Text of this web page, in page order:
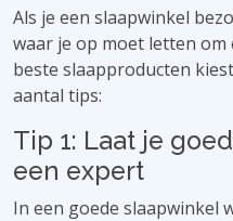
Als je een slaapwinkel
waar je op moet letten
beste slaapproducten
aantal tips:
Tip 1: Laat je
een expert
In een goede slaapwinkel